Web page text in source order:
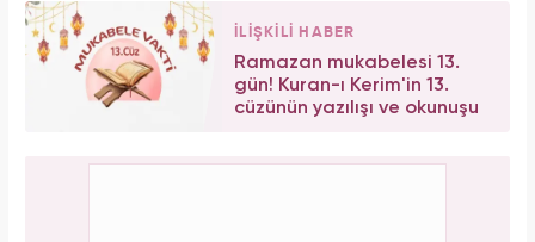
İLİŞKİLİ HABER
Ramazan mukabelesi 13.
gün! Kuran-ı Kerim'in 13.
cüzünün yazılışı ve okunuşu